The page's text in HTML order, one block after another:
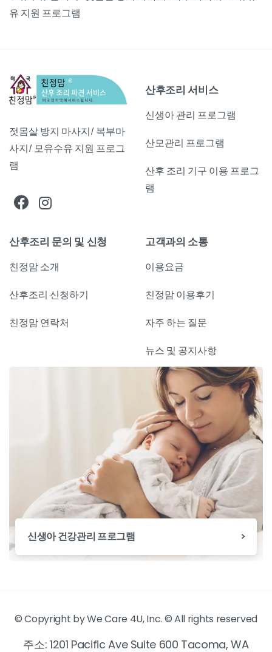
유 지원 프로그램
젓몸살 방지 마사지/ 복부마
사지/ 모유수유 지원 프로그
램
산후조리 서비스
신생아 관리 프로그램
산모관리 프로그램
산후 조리 기구 이용 프로그
램
산후조리 문의 및 신청
친정맘 소개
산후조리 신청하기
친정맘 연락처
고객과의 소통
이용요금
친정맘 이용후기
자주 하는 질문
뉴스 및 공지사항
신생아 건강관리 프로그램
© Copyright by We Care 4U, Inc. © All rights reserved
주소: 1201 Pacific Ave Suite 600 Tacoma, WA